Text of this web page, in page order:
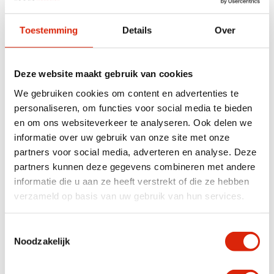
Toestemming Details Over
Deze website maakt gebruik van cookies
We gebruiken cookies om content en advertenties te
personaliseren, om functies voor social media te bieden
en om ons websiteverkeer te analyseren. Ook delen we
informatie over uw gebruik van onze site met onze
partners voor social media, adverteren en analyse. Deze
partners kunnen deze gegevens combineren met andere
informatie die u aan ze heeft verstrekt of die ze hebben
verzameld op basis van uw gebruik van hun services.
Noodzakelijk
Anderen bekeken ook
60x4x191 eiken plank met
wangkant
Nog 1 op voorraad
Teakhouten wandrek /
wanddecoratie
Nog 2 op voorraad